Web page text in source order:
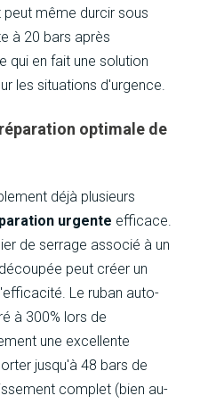
même durcir sous
à 20 bars après
qui en fait une solution
les situations d'urgence.
optimale de
déjà plusieurs
urgente efficace.
de serrage associé à un
peut créer un
Le ruban auto-
à 300% lors de
une excellente
jusqu'à 48 bars de
complet (bien au-